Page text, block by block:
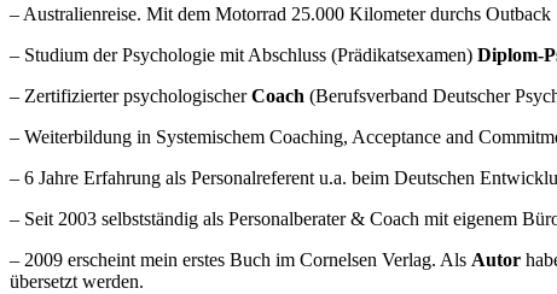
– Australienreise. Mit dem Motorrad 25.000 Kilometer durchs Outback
– Studium der Psychologie mit Abschluss (Prädikatsexamen) Diplom-
– Zertifizierter psychologischerCoach (Berufsverband Deutscher
– Weiterbildung in Systemischem Coaching, Acceptance and
– 6 Jahre Erfahrung als Personalreferent u.a. beim Deutschen
– Seit 2003 selbstständig als Personalberater & Coach mit eigenem
– 2009 erscheint mein erstes Buch im Cornelsen Verlag. Als Autor
übersetzt werden.